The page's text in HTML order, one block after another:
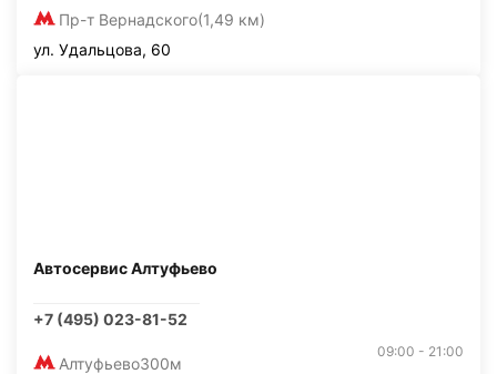
Пр-т Вернадского(1,49 км)
ул. Удальцова, 60
Автосервис Алтуфьево
+7 (495) 023-81-52
Алтуфьево300м
09:00 - 21:00